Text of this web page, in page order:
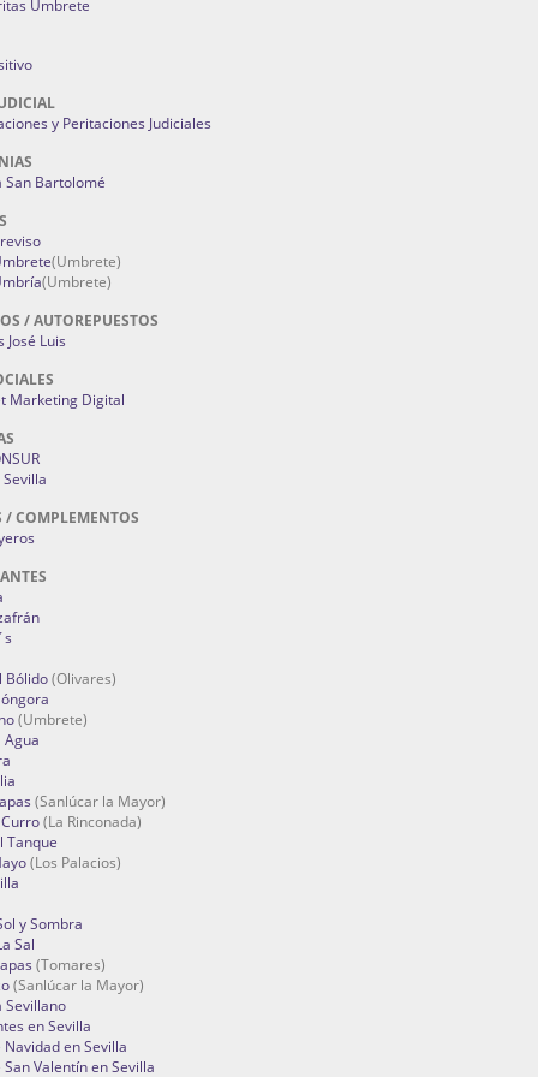
Umbrete
y Peritaciones Judiciales
San Bartolomé
(Umbrete)
(Umbrete)
/ AUTOREPUESTOS
José Luis
Marketing Digital
/ COMPLEMENTOS
Bólido(Olivares)
(Umbrete)
(Sanlúcar la Mayor)
(La Rinconada)
Tanque
(Los Palacios)
y Sombra
Sal
(Tomares)
(Sanlúcar la Mayor)
Sevillano
en Sevilla
Navidad en Sevilla
Valentín en Sevilla